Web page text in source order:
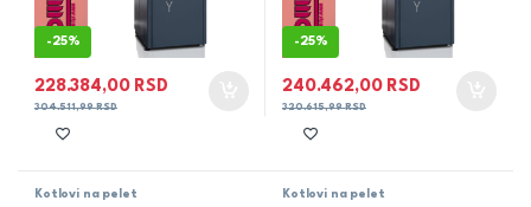
-25%
228.384,00 RSD
304.511,99RSD
-25%
240.462,00 RSD
320.615,99RSD
Kotlovi na pelet Kotlovi na pelet